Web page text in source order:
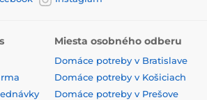
Miesta osobného odberu
Domáce potreby v Bratislave
Domáce potreby v Košiciach
Domáce potreby v Prešove